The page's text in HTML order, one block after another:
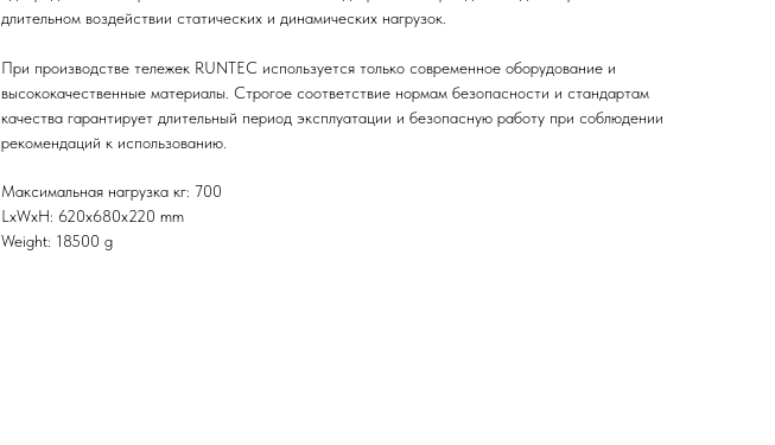
длительном воздействии статических и динамических нагрузок.
При производстве тележек RUNTEC используется только современное оборудование и
высококачественные материалы. Строгое соответствие нормам безопасности и стандартам
качества гарантирует длительный период эксплуатации и безопасную работу при соблюдении
рекомендаций к использованию.
Максимальная нагрузка кг: 700
LxWxH: 620x680x220 mm
Weight: 18500 g